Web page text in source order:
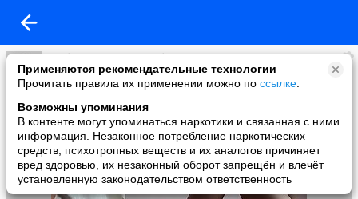
Применяются рекомендательные технологии
Прочитать правила их применении можно по ссылке
Возможны упоминания
В контенте могут упоминаться наркотики и связанная с ними
информация. Незаконное потребление наркотических
средств, психотропных веществ и их аналогов причиняет
вред здоровью, их незаконный оборот запрещён и влечёт
установленную законодательством ответственность
Любовь и ещё раз Любовь
added a photo
22 Sep в 22:02